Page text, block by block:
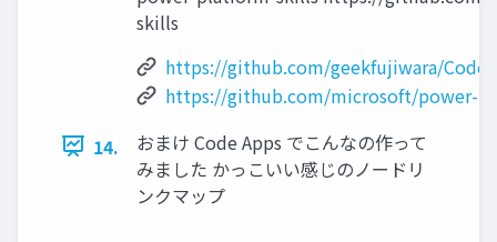
skills
https://github.com/geekfujiwara/
https://github.com/microsoft/power-
14.
おまけ Code Apps でこんなの作って
みました かっこいい感じのノードリ
ンクマップ